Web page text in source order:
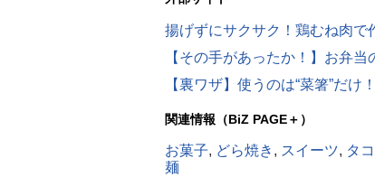
揚げずにサクサク！鶏むね肉で
【その手があったか！】お弁
【裏ワザ】使うのは“菜箸”だ
関連情報（BiZ PAGE＋）
お菓子, どら焼き , スイーツ, タ
麺